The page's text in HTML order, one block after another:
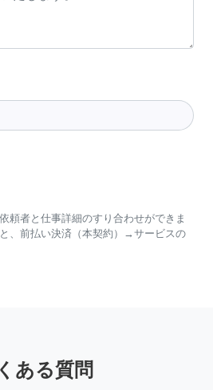
頼者と仕事詳細のすり合わせができま
、前払い決済（本契約）→サービスの
ある質問